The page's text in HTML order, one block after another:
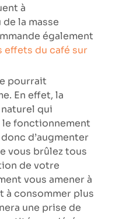
à
la masse
également
effets du café sur
pourrait
En effet, la
qui
le fonctionnement
d’augmenter
vous brûlez tous
de votre
vous amener à
à consommer plus
une prise de